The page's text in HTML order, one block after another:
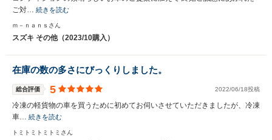
ご対… 続きを読む
ｍ－ｎａｎｓさん
スズキ その他（2023/10購入）
在庫の数の多さにびっくりしました。
総合評価 5 2022/06/18投稿
冷凍の軽貨物の車を買うために初めてお伺いさせていただきましたが、冷凍
車… 続きを読む
トミトミトミトミさん